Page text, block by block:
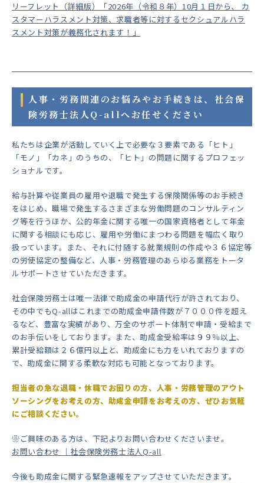
リーフレット（詳細版）「2026年（令和８年）10月１日から、 カ
スタマーハラスメント対策、求職者等に対するセクシュアルハラ
スメント対策が義務化されます！」
人事・労務関連のお悩みやお手続きは、社会保
険労務士法人Q-allへお任せください
私たちは企業が活動していく上で必要な３要素である「ヒト」
「モノ」「カネ」のうちの、「ヒト」の問題に関するプロフェッ
ショナルです。
給与計算や従業員の雇用や退職で発生する保険関係等のお手続き
をはじめ、職場で発生するさまざまな労働問題のコンサルティン
グ等を行うほか、公的年金に関する唯一の国家資格者として年金
に関する相談にも応じ、雇用や労働にまつわる問題を幅広く取り
扱っています。また、それに付随する就業規則の作成や３６協定等
の労使協定の整備など、人事・労務管理のあらゆる業務をトータ
ルサポートさせていただきます。
社会保険労務士は唯一法律で助成金の申請代行が許されており、
その中でもQ-allはこれまでの助成金申請件数が７０００件を超え
るなど、豊富な実績があり、万全のサポート体制で申請・受給まで
のお手伝いをしております。また、助成金受給率は９９％以上、
累計受給額は２６億円以上と、助成金にも力をいれておりますの
で、助成金に関する柔軟な対応も可能となっております。
担当者の急な退職・休職でお困りの方、人事・労務管理のアウト
ソーシングをお考えの方、助成金申請をお考えの方、ぜひお気軽
にご相談ください。
❀ご興味のある方は、下記よりお問い合わせくださいませ。
お問い合わせ ｜社会保険労務士法人Q-all
今後も助成金に関する緊急速報をアップさせていただきます。